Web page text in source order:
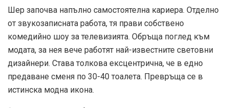
Шер започва напълно самостоятелна кариера. Отделно
от звукозаписната работа, тя прави собствено
комедийно шоу за телевизията. Обръща поглед към
модата, за нея вече работят най-известните световни
дизайнери. Става толкова ексцентрична, че в едно
предаване сменя по 30-40 тоалета. Превръща се в
истинска модна икона.